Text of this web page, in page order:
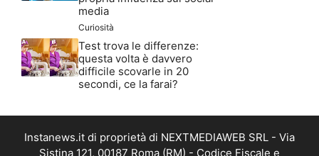
media
Curiosità
Test trova le differenze:
questa volta è davvero
difficile scovarle in 20
secondi, ce la farai?
Instanews.it di proprietà di NEXTMEDIAWEB SRL - Via
Sistina 121, 00187 Roma (RM) - Codice Fiscale e